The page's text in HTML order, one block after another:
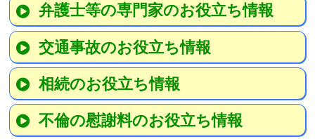
弁護士等の専門家のお役立ち情報
交通事故のお役立ち情報
相続のお役立ち情報
不倫の慰謝料のお役立ち情報